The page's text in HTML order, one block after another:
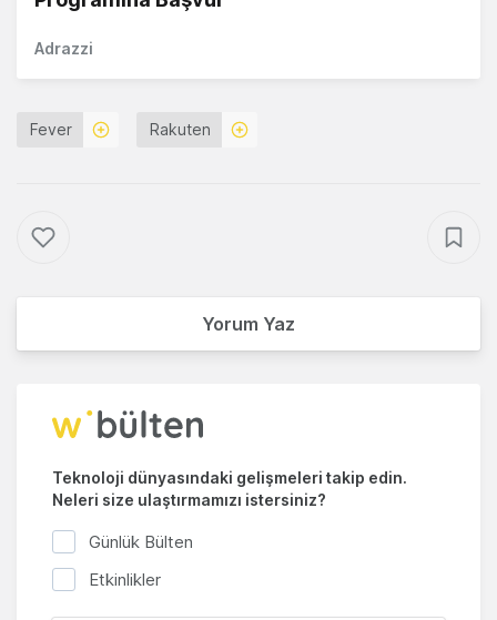
Adrazzi
Fever Rakuten
Yorum Yaz
Teknoloji dünyasındaki gelişmeleri takip edin.
Neleri size ulaştırmamızı istersiniz?
Günlük Bülten
Etkinlikler